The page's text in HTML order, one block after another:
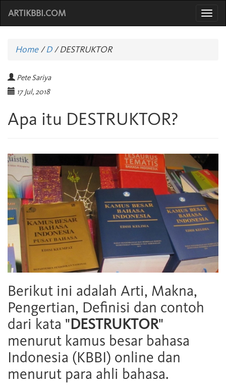
ARTIKBBI.COM
Home/D /DESTRUKTOR
Pete Sariya
17 Jul, 2018
Apa itu DESTRUKTOR?
Berikut ini adalah Arti, Makna,
Pengertian, Definisi dan contoh
dari kata "DESTRUKTOR"
menurut kamus besar bahasa
Indonesia (KBBI) online dan
menurut para ahli bahasa.